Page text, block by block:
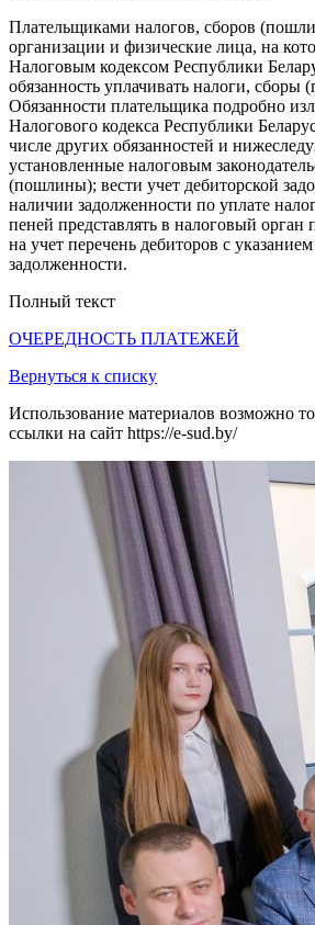
Плательщиками налогов, сборов
организации и физические лица, на
Налоговым кодексом Республики
обязанность уплачивать налоги, сборы
Обязанности плательщика подробно
Налогового кодекса Республики
числе других обязанностей и
установленные налоговым
(пошлины); вести учет дебиторской
наличии задолженности по уплате
пеней представлять в налоговый орган
на учет перечень дебиторов с
задолженности.
Полный текст
ОЧЕРЕДНОСТЬ ПЛАТЕЖЕЙ
Вернуться к списку
Использование материалов возможно
ссылки на сайт https://e-sud.by/